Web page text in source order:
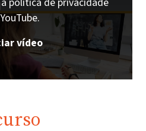
vídeo